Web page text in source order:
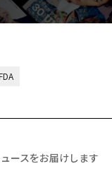
ースをお届けします